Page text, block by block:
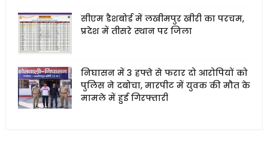
सीएम डैशबोर्ड में लखीमपुर खीरी का परचम,
प्रदेश में तीसरे स्थान पर जिला
निघासन में 3 हफ्ते से फरार दो आरोपियों को
पुलिस ने दबोचा, मारपीट में युवक की मौत के
मामले में हुई गिरफ्तारी